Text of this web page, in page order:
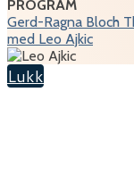
PROGRAM
Gerd-Ragna Bloch
med Leo Ajkic
Lukk